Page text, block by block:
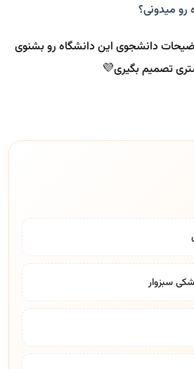
رو میدونی؟
دانشجوی این دانشگاه رو بشنوی
تصمیم بگیری💜
سبزوار